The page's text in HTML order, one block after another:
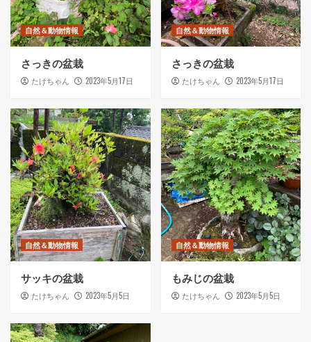
自然＆動物情報
さっきの盆栽
たけちゃん 2023年5月17日
自然＆動物情報
さっきの盆栽
たけちゃん 2023年5月17日
自然＆動物情報
サッキの盆栽
たけちゃん 2023年5月5日
自然＆動物情報
もみじの盆栽
たけちゃん 2023年5月5日